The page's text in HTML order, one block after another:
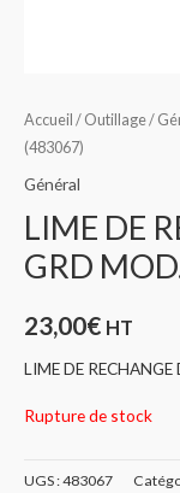
Accueil / Outillage/
(483067)
Général
LIME DE
GRD
23,00€ HT
LIME DE
Rupture de stock
UGS :483067